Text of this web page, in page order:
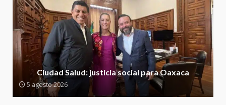
2
Ciudad Salud: justicia social para
Oaxaca
5 agosto 2026
3
Encuentro de Ariadna Montiel
con el Gobernador Salomón Jara
Cruz reafirma la consolidación
de la transformación en
territorio oaxaqueño
Ciudad Salud: justicia social para Oaxaca
5 agosto 2026